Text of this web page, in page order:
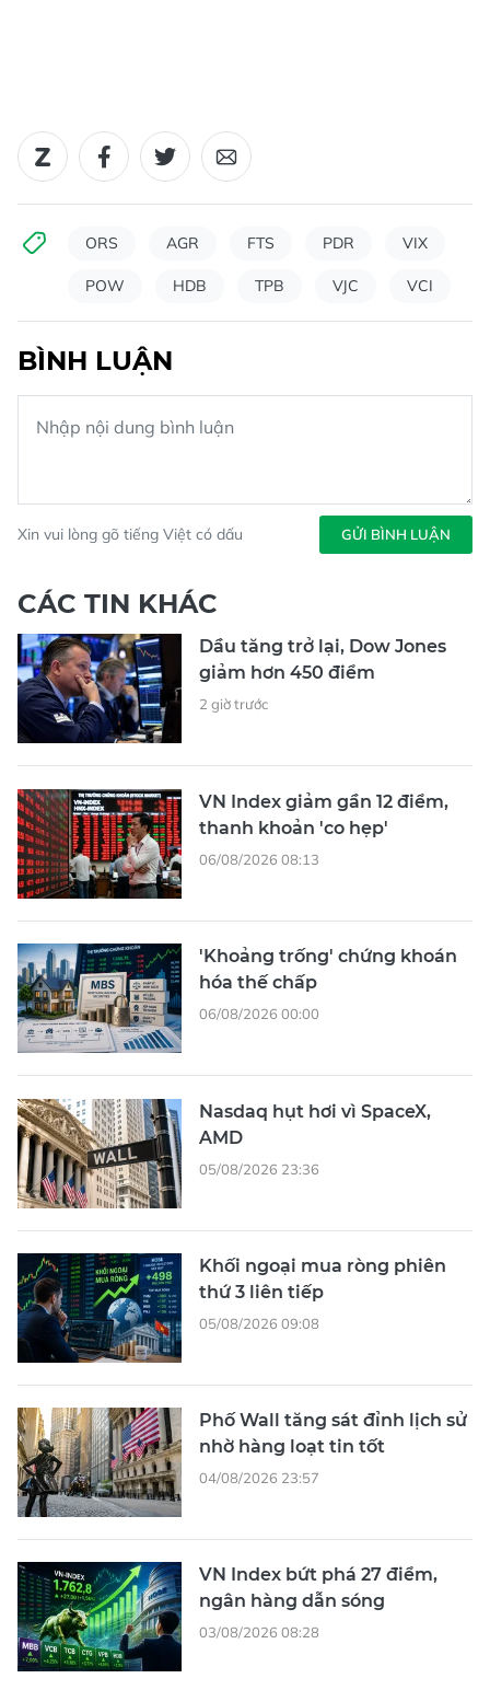
ORS AGR FTS PDR VIX
POW HDB TPB VJC VCI
BÌNH LUẬN
Xin vui lòng gõ tiếng Việt có dấu GỬI BÌNH LUẬN
CÁC TIN KHÁC
Dầu tăng trở lại, Dow Jones
giảm hơn 450 điểm
2 giờ trước
VN Index giảm gần 12 điểm,
thanh khoản 'co hẹp'
06/08/2026 08:13
'Khoảng trống' chứng khoán
hóa thế chấp
06/08/2026 00:00
Nasdaq hụt hơi vì SpaceX,
AMD
05/08/2026 23:36
Khối ngoại mua ròng phiên
thứ 3 liên tiếp
05/08/2026 09:08
Phố Wall tăng sát đỉnh lịch sử
nhờ hàng loạt tin tốt
04/08/2026 23:57
VN Index bứt phá 27 điểm,
ngân hàng dẫn sóng
03/08/2026 08:28